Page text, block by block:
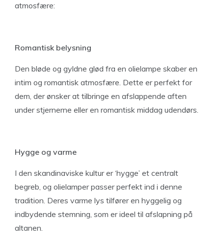
atmosfære:
Romantisk belysning
Den bløde og gyldne glød fra en olielampe skaber en
intim og romantisk atmosfære. Dette er perfekt for
dem, der ønsker at tilbringe en afslappende aften
under stjernerne eller en romantisk middag udendørs.
Hygge og varme
I den skandinaviske kultur er ‘hygge’ et centralt
begreb, og olielamper passer perfekt ind i denne
tradition. Deres varme lys tilfører en hyggelig og
indbydende stemning, som er ideel til afslapning på
altanen.